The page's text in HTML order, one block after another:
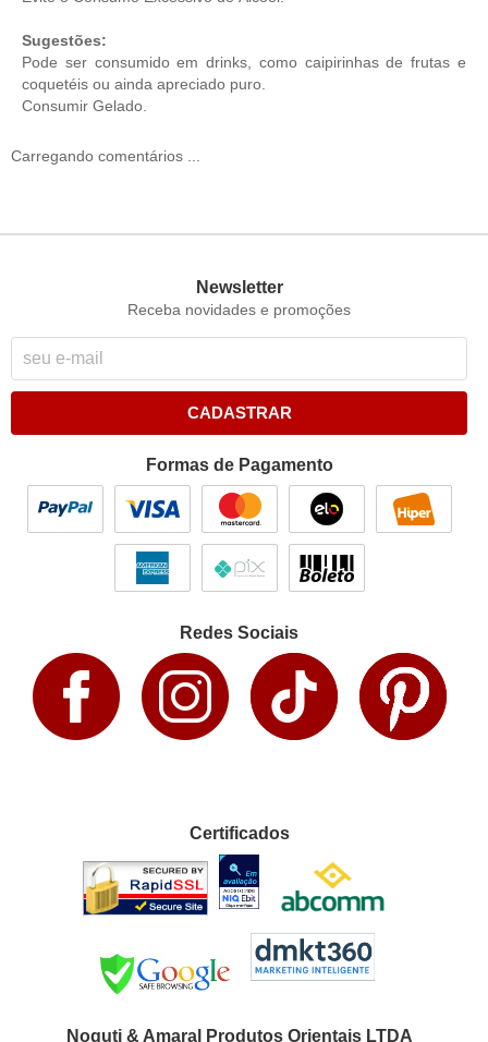
Sugestões:
Pode ser consumido em drinks, como caipirinhas de frutas e
coquetéis ou ainda apreciado puro.
Consumir Gelado.
Carregando comentários ...
Newsletter
Receba novidades e promoções
CADASTRAR
Formas de Pagamento
Redes Sociais
Certificados
Noguti & Amaral Produtos Orientais LTDA